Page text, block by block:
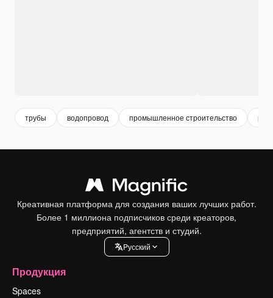
трубы водопровод промышленное строительство
Креативная платформа для создания ваших лучших работ.
Более 1 миллиона подписчиков среди креаторов,
предприятий, агентств и студий.
Pусский
Продукция
Spaces